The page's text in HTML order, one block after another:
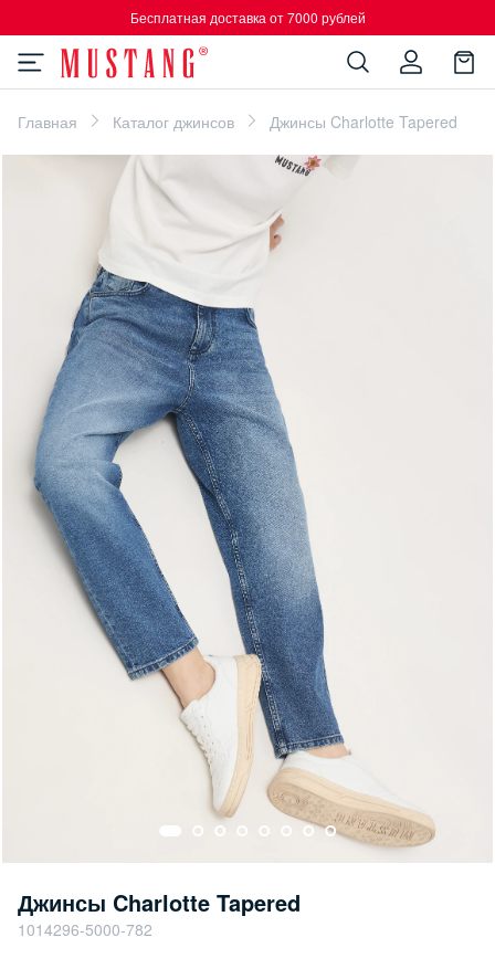
Бесплатная доставка от 7000 рублей
Главная Каталог джинсов Джинсы Charlotte Tapered
Джинсы Charlotte Tapered
1014296-5000-782